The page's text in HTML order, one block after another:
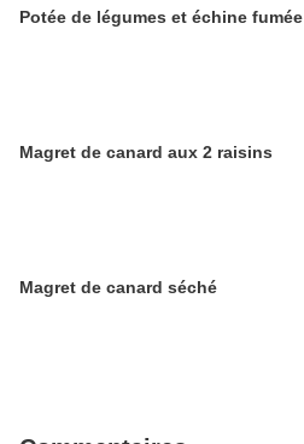
Potée de légumes et échine fumée
Magret de canard aux 2 raisins
Magret de canard séché